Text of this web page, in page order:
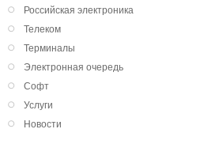
Российская электроника
Телеком
Терминалы
Электронная очередь
Софт
Услуги
Новости